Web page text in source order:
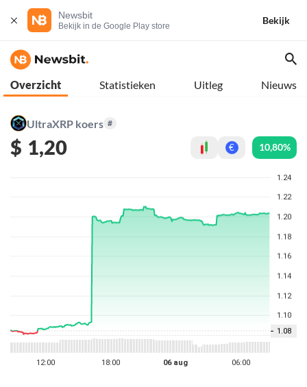
Newsbit
Bekijk in de Google Play store
Bekijk
Overzicht Statistieken Uitleg Nieuws
UltraXRP koers #
$ 1,20 € 10,80%